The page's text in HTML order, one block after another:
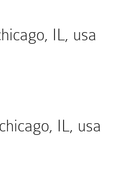
IL, usa
IL, usa